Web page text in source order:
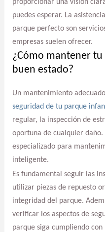
proporcionar una visión
puedes esperar. La
parque perfecto son
empresas suelen ofrecer.
¿Cómo mantener
buen estado?
Un mantenimiento
seguridad de tu parque
regular, la inspección de
oportuna de cualquier
especializado para
inteligente.
Es fundamental seguir las
utilizar piezas de repuesto
integridad del parque.
verificar los aspectos de
parque siga cumpliendo